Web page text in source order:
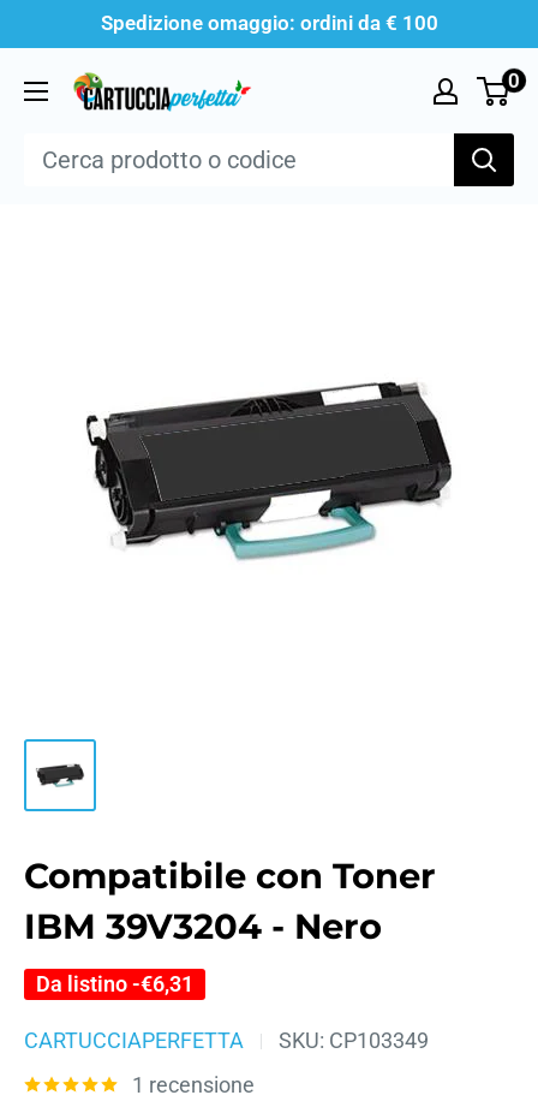
contenuto
Spedizione omaggio: ordini da € 100
Cartucciaperfetta 0
Compatibile con Toner
IBM 39V3204 - Nero
Da listino -€6,31
CARTUCCIAPERFETTA SKU: CP103349
1 recensione